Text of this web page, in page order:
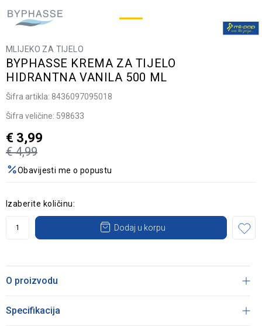
MLIJEKO ZA TIJELO
BYPHASSE KREMA ZA TIJELO
HIDRANTNA VANILA 500 ML
Šifra artikla: 8436097095018
Šifra veličine: 598633
€ 4,99
€ 3,99
Obavijesti me o popustu
Izaberite količinu:
Dodaj u korpu
O proizvodu
Specifikacija